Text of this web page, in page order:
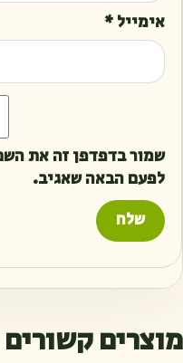
אימייל*
שמור בדפדפן זה את
לפעם הבאה שאגיב.
מוצרים קשורים